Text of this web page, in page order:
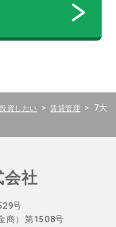
資したい > 賃貸管理 > 7大
会社
号
商）第1508号